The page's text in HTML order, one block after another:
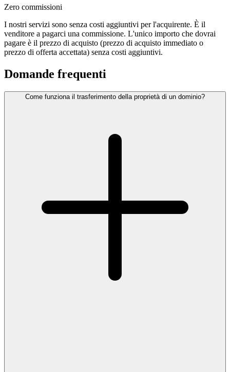
Zero commissioni
I nostri servizi sono senza costi aggiuntivi per l'acquirente. È il
venditore a pagarci una commissione. L'unico importo che dovrai
pagare è il prezzo di acquisto (prezzo di acquisto immediato o
prezzo di offerta accettata) senza costi aggiuntivi.
Domande frequenti
Come funziona il trasferimento della proprietà di un dominio?